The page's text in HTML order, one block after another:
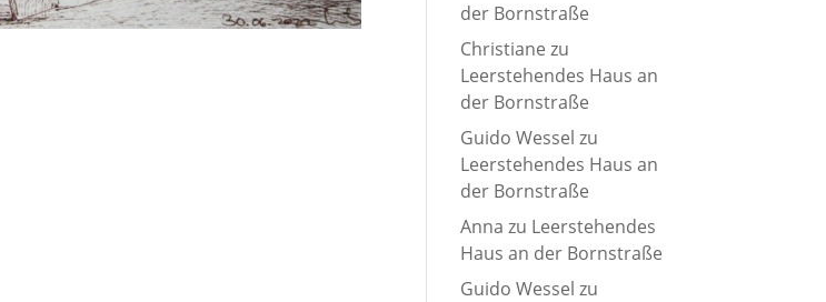
der Bornstraße
Christiane zu
Leerstehendes Haus an
der Bornstraße
Guido Wessel zu
Leerstehendes Haus an
der Bornstraße
Anna zu Leerstehendes
Haus an der Bornstraße
Guido Wessel zu